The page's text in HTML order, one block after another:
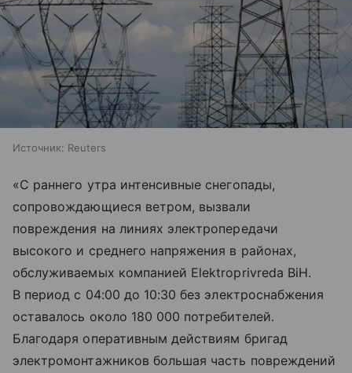
Источник: Reuters
«С раннего утра интенсивные снегопады,
сопровождающиеся ветром, вызвали
повреждения на линиях электропередачи
высокого и среднего напряжения в районах,
обслуживаемых компанией Elektroprivreda BiH.
В период с 04:00 до 10:30 без электроснабжения
оставалось около 180 000 потребителей.
Благодаря оперативным действиям бригад
электромонтажников большая часть повреждений